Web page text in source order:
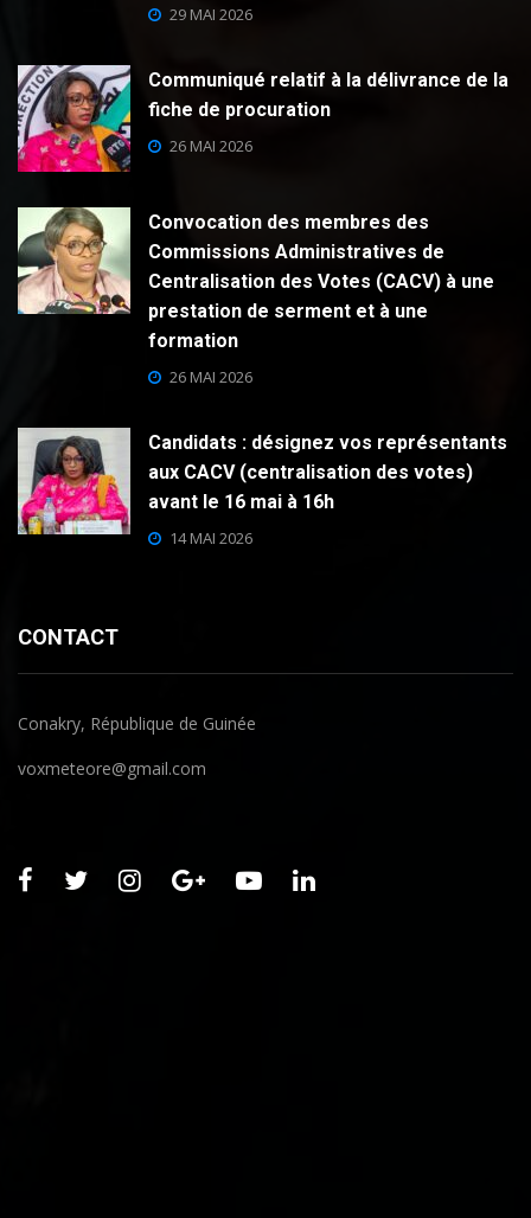
29 MAI 2026
Communiqué relatif à la délivrance de la
fiche de procuration
26 MAI 2026
Convocation des membres des
Commissions Administratives de
Centralisation des Votes (CACV) à une
prestation de serment et à une
formation
26 MAI 2026
Candidats : désignez vos représentants
aux CACV (centralisation des votes)
avant le 16 mai à 16h
14 MAI 2026
CONTACT
Conakry, République de Guinée
voxmeteore@gmail.com